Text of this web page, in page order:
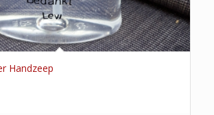
Handzeep